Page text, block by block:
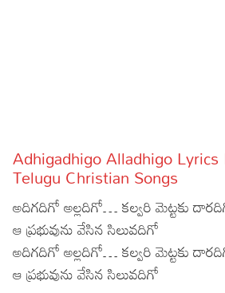
Articles
Facts
Devotional
Christianity
Hindi
Adhigadhigo Alladhigo
Telugu Christian Songs
అదిగదిగో అల్లదిగో… కల్వరి మెట్టకు
ఆ ప్రభువును వేసిన సిలువదిగో
అదిగదిగో అల్లదిగో… కల్వరి మెట్టకు
ఆ ప్రభువును వేసిన సిలువదిగో